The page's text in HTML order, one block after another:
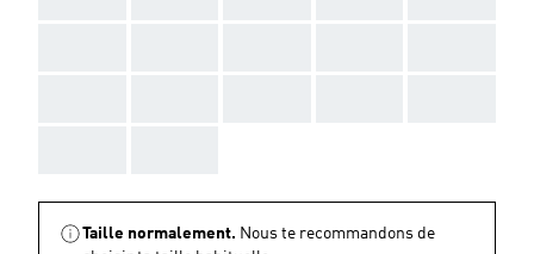
Taille normalement. Nous te recommandons de